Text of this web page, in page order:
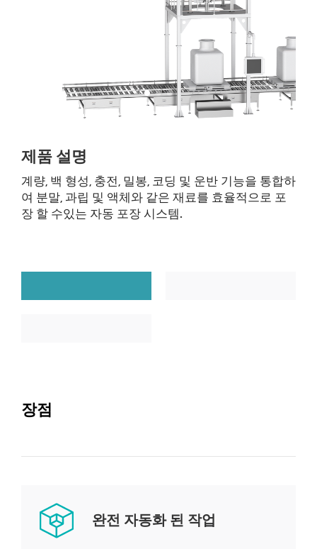
제품 설명
계량, 백 형성, 충전, 밀봉, 코딩 및 운반 기능을 통합하
여 분말, 과립 및 액체와 같은 재료를 효율적으로 포
장 할 수있는 자동 포장 시스템.
장점
완전 자동화 된 작업